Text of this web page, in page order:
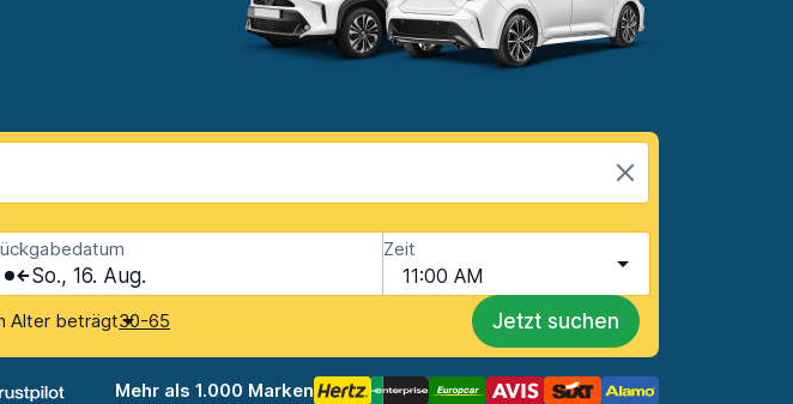
So., 16. Aug.
Zeit
11:00 AM
Alter beträgt30-65 Jetzt suchen
Mehr als 1.000 Marken